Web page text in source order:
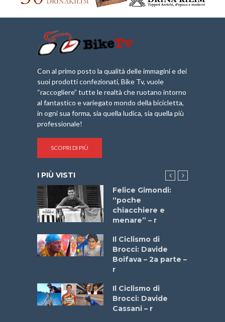
Con al primo posto la qualità delle immagini e dei
suoi prodotti confezionati, Bike Tv, vuole
“raccogliere” tutte le realtà che ruotano intorno
al fantastico e variegato mondo della bicicletta,
in ogni sua forma, sia quella ludica, sia quella più
professionale!
SCOPRI DI PIÙ
I PIÙ VISTI
Felice Gimondi:
“poche
chiacchiere e
menare” – r
Il Ciclismo di
Brocci: Davide
Boifava – 2a parte –
r
Il Ciclismo di
Brocci: Davide
Cassani – r